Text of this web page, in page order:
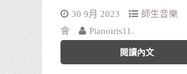
30 9月 2023
師生音樂
會
Pianoiris11.
閱讀內文